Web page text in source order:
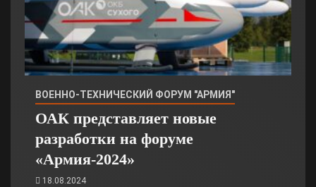
ВОЕННО-ТЕХНИЧЕСКИЙ ФОРУМ "АРМИЯ"
ОАК представляет новые
разработки на форуме
«Армия-2024»
18.08.2024